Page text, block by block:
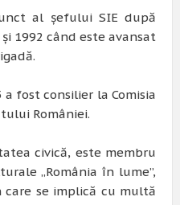
al şefului SIE după
1992 când este avansat
fost consilier la Comisia
României.
civică, este membru
„România în lume”,
se implică cu multă